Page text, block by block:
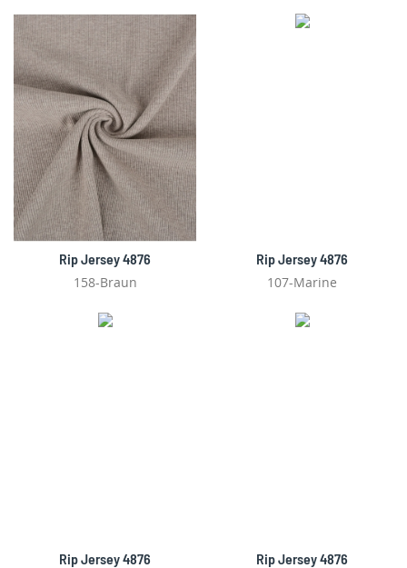
Rip Jersey 4876
158-Braun
Rip Jersey 4876
107-Marine
Rip Jersey 4876
Rip Jersey 4876